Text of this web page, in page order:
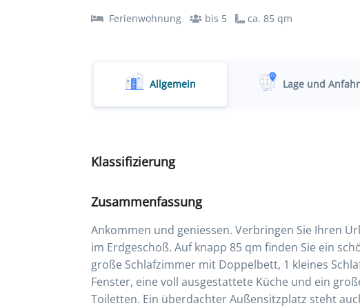
Ferienwohnung bis 5 ca. 85 qm
Allgemein Lage und
Klassifizierung
Zusammenfassung
Ankommen und geniessen. Verbringen Sie Ihren
im Erdgeschoß. Auf knapp 85 qm finden Sie ein
große Schlafzimmer mit Doppelbett, 1 kleines
Fenster, eine voll ausgestattete Küche und ein
Toiletten. Ein überdachter Außensitzplatz steht